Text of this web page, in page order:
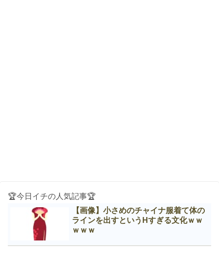
🏆今日イチの人気記事🏆
【画像】小さめのチャイナ服着て体の
ラインを出すというНすぎる文化ｗｗ
ｗｗｗ